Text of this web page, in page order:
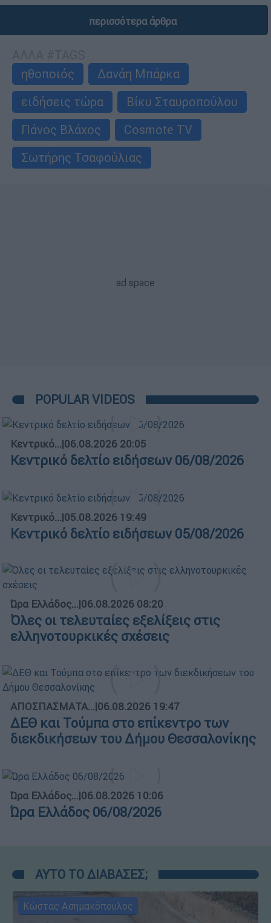
περισσότερα άρθρα
ηθοποιός
Δανάη Μπάρκα
ειδήσεις τώρα
Βίκυ Σταυροπούλου
Πάνος Βλάχος
Cosmote TV
Σωτήρης Τσαφούλιας
POPULAR VIDEOS
Κεντρικό...|06.08.2026 20:05
Κεντρικό δελτίο ειδήσεων 06/08/2026
Κεντρικό...|05.08.2026 19:49
Κεντρικό δελτίο ειδήσεων 05/08/2026
Ώρα Ελλάδος...|06.08.2026 08:20
Όλες οι τελευταίες εξελίξεις στις
ελληνοτουρκικές σχέσεις
ΑΠΟΣΠΑΣΜΑΤΑ...|06.08.2026 19:47
ΔΕΘ και Τούμπα στο επίκεντρο των
διεκδικήσεων του Δήμου Θεσσαλονίκης
Ώρα Ελλάδος...|06.08.2026 10:06
Ώρα Ελλάδος 06/08/2026
ΑΥΤΟ ΤΟ ΔΙΑΒΑΣΕΣ;
Κώστας Ασημακόπουλος